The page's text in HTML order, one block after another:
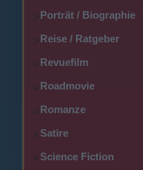
>Porträt / Biographie
>Reise / Ratgeber
>Revuefilm
>Roadmovie
>Romanze
>Satire
>Science Fiction